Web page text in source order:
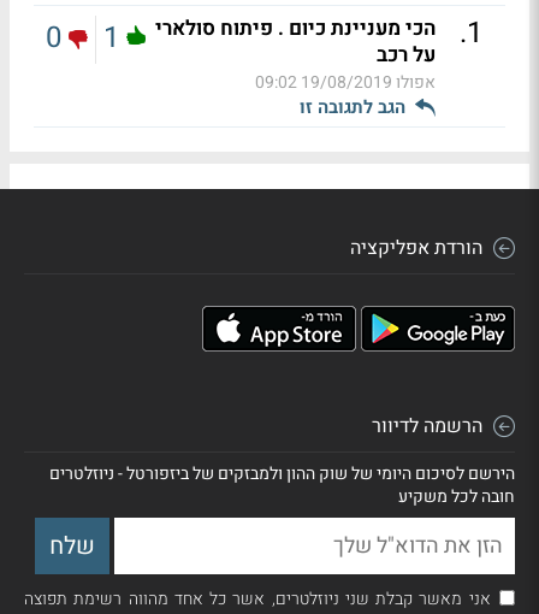
1
.
הכי מעניינת כיום . פיתוח סולארי
על רכב
אפולו19/08/2019 09:02
הגב לתגובה זו
1
0
הורדת אפליקציה
הרשמה לדיוור
הירשם לסיכום היומי של שוק ההון ולמבזקים של ביזפורטל - ניוזלטרים
חובה לכל משקיע
אני מאשר קבלת שני ניוזלטרים, אשר כל אחד מהווה רשימת תפוצה